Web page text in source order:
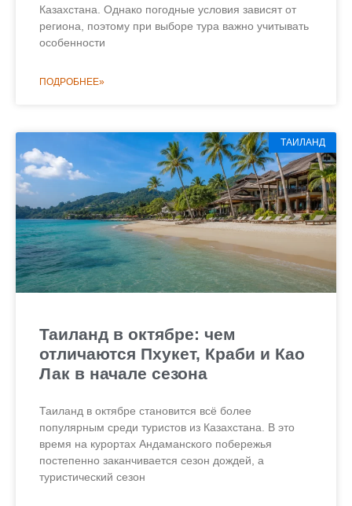
Казахстана. Однако погодные условия зависят от
региона, поэтому при выборе тура важно учитывать
особенности
ПОДРОБНЕЕ»
ТАИЛАНД
Таиланд в октябре: чем
отличаются Пхукет, Краби и Као
Лак в начале сезона
Таиланд в октябре становится всё более
популярным среди туристов из Казахстана. В это
время на курортах Андаманского побережья
постепенно заканчивается сезон дождей, а
туристический сезон